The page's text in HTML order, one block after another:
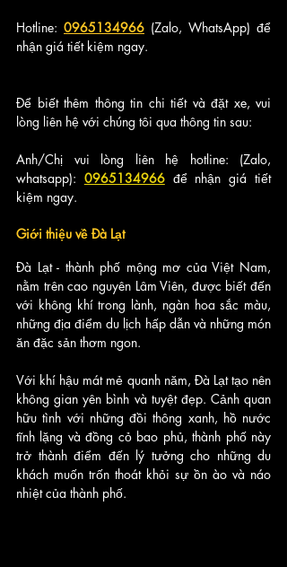
Hotline: 0965134966 (Zalo, WhatsApp) để
nhận giá tiết kiệm ngay.
Để biết thêm thông tin chi tiết và đặt xe, vui
lòng liên hệ với chúng tôi qua thông tin sau:
Anh/Chị vui lòng liên hệ hotline: (Zalo,
whatsapp): 0965134966 để nhận giá tiết
kiệm ngay.
Giới thiệu về Đà Lạt
Đà Lạt - thành phố mộng mơ của Việt Nam,
nằm trên cao nguyên Lâm Viên, được biết đến
với không khí trong lành, ngàn hoa sắc màu,
những địa điểm du lịch hấp dẫn và những món
ăn đặc sản thơm ngon.
Với khí hậu mát mẻ quanh năm, Đà Lạt tạo nên
không gian yên bình và tuyệt đẹp. Cảnh quan
hữu tình với những đồi thông xanh, hồ nước
tĩnh lặng và đồng cỏ bao phủ, thành phố này
trở thành điểm đến lý tưởng cho những du
khách muốn trốn thoát khỏi sự ồn ào và náo
nhiệt của thành phố.